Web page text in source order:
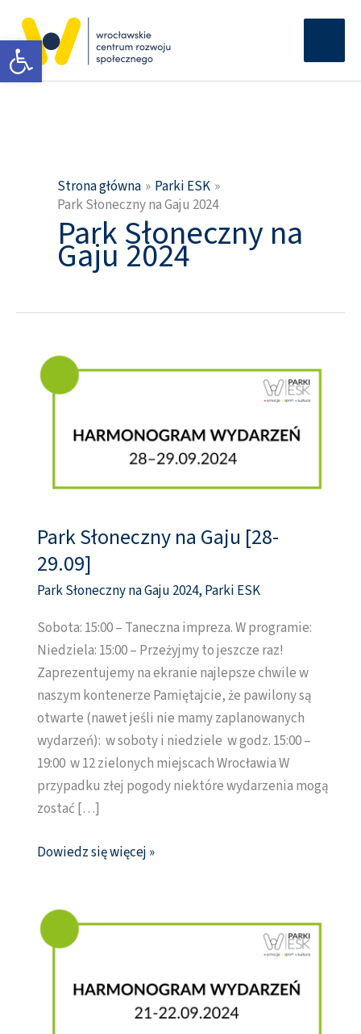
Otwórz pasek narzędzi
treści
Strona główna
Parki ESK
Park Słoneczny na Gaju 2024
Park Słoneczny na
Gaju 2024
Park Słoneczny na Gaju [28-
29.09]
Park Słoneczny na Gaju 2024, Parki ESK
Sobota: 15:00 – Taneczna impreza. W programie:
Niedziela: 15:00 – Przeżyjmy to jeszcze raz!
Zaprezentujemy na ekranie najlepsze chwile w
naszym kontenerze Pamiętajcie, że pawilony są
otwarte (nawet jeśli nie mamy zaplanowanych
wydarzeń): w soboty i niedziele w godz. 15:00 –
19:00 w 12 zielonych miejscach Wrocławia W
przypadku złej pogody niektóre wydarzenia mogą
zostać […]
Park
Słoneczny
[28-
29.09]
Dowiedz się więcej »